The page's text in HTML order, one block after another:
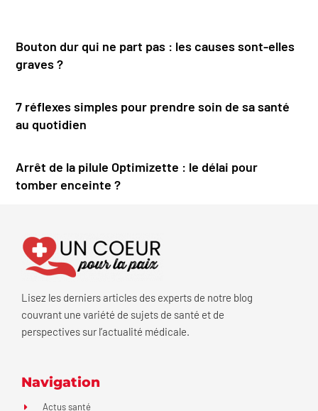
Bouton dur qui ne part pas : les causes sont-elles
graves ?
7 réflexes simples pour prendre soin de sa santé
au quotidien
Arrêt de la pilule Optimizette : le délai pour
tomber enceinte ?
Lisez les derniers articles des experts de notre blog
couvrant une variété de sujets de santé et de
perspectives sur l’actualité médicale.
Navigation
Actus santé